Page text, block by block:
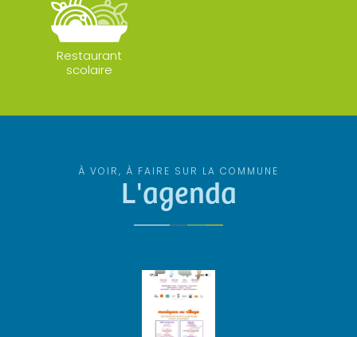
Restaurant
scolaire
À VOIR, À FAIRE SUR LA COMMUNE
L'agenda